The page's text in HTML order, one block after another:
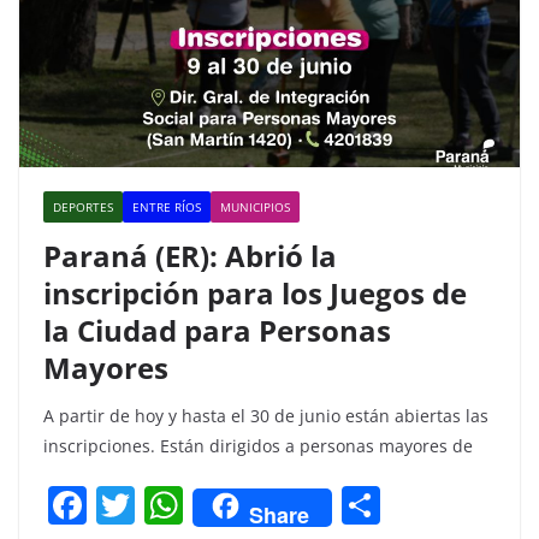
DEPORTES ENTRE RÍOS MUNICIPIOS
Paraná (ER): Abrió la
inscripción para los Juegos de
la Ciudad para Personas
Mayores
A partir de hoy y hasta el 30 de junio están abiertas las
inscripciones. Están dirigidos a personas mayores de
F T W Share